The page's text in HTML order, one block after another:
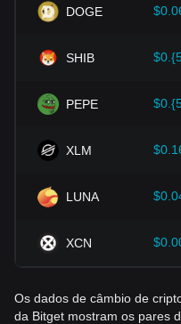
Os investidores devem
investidores também
mudanças no preço do
DOGE
SHIB
PEPE
XLM
LUNA
XCN
Os dados de câmbio de
da Bitget mostram os pares